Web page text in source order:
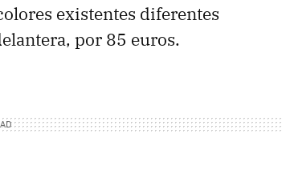
existentes diferentes
por 85 euros.